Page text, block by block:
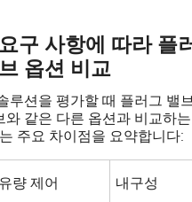
구 사항에 따라 플
옵션 비교
루션을 평가할 때 플러그 밸
와 같은 다른 옵션과 비교하
주요 차이점을 요약합니다:
유량 제어 내구성